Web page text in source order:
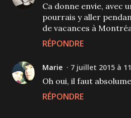
Ca donne envie, avec
pourrais y aller
de vacances à
RÉPONDRE
Marie 7 juillet 2015 à
Oh oui, il faut
RÉPONDRE